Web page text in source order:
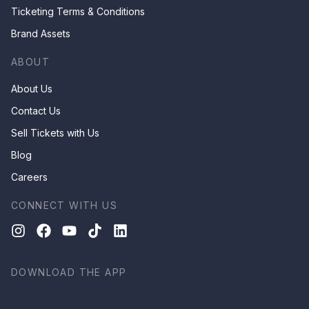
Ticketing Terms & Conditions
Brand Assets
ABOUT
About Us
Contact Us
Sell Tickets with Us
Blog
Careers
CONNECT WITH US
DOWNLOAD THE APP